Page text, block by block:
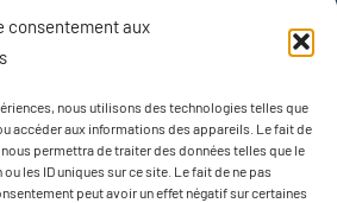
consentement aux
nous utilisons des technologies telles que
accéder aux informations des appareils. Le fait de
permettra de traiter des données telles que le
les ID uniques sur ce site. Le fait de ne pas
peut avoir un effet négatif sur certaines
les sports/Jeux olympiques/Rugby/
Boxe/Tennis/Bateaux/Formule 1/
d'hiver/Marathon/Trail/Automobile